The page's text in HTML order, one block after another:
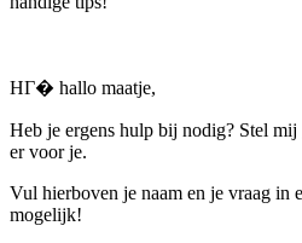
HГ� hallo maatje,
Heb je ergens hulp bij nodig? Stel mij
er voor je.
Vul hierboven je naam en je vraag in
mogelijk!